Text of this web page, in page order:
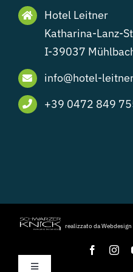
Hotel Leitner
Katharina-Lanz-
I-39037
info@hotel-
+39 0472 849
realizzato da